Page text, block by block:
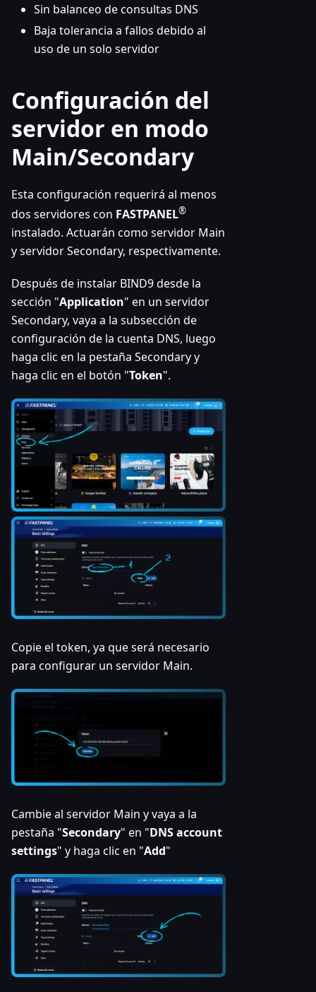
Sin balanceo de consultas DNS
Baja tolerancia a fallos debido al
uso de un solo servidor
Configuración del
servidor en modo
Main/Secondary
Esta configuración requerirá al menos
dos servidores con FASTPANEL®
instalado. Actuarán como servidor Main
y servidor Secondary, respectivamente.
Después de instalar BIND9 desde la
sección "Application" en un servidor
Secondary, vaya a la subsección de
configuración de la cuenta DNS, luego
haga clic en la pestaña Secondary y
haga clic en el botón "Token".
Copie el token, ya que será necesario
para configurar un servidor Main.
Cambie al servidor Main y vaya a la
pestaña "Secondary" en "DNS account
settings" y haga clic en "Add"